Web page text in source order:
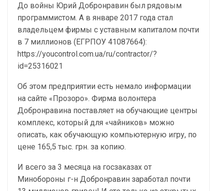
До войны Юрий Добронравин был рядовым
программистом. А в январе 2017 года стал
владельцем фирмы с уставным капиталом почти
в 7 миллионов (ЕГРПОУ 41087664):
https://youcontrol.com.ua/ru/contractor/?
id=25316021
Об этом предприятии есть немало информации
на сайте «Прозоро». Фирма волонтера
Добронравина поставляет на обучающие центры
комплекс, который для «чайников» можно
описать, как обучающую компьютерную игру, по
цене 165,5 тыс. грн. за копию.
И всего за 3 месяца на госзаказах от
Минобороны г-н Добронравин заработал почти